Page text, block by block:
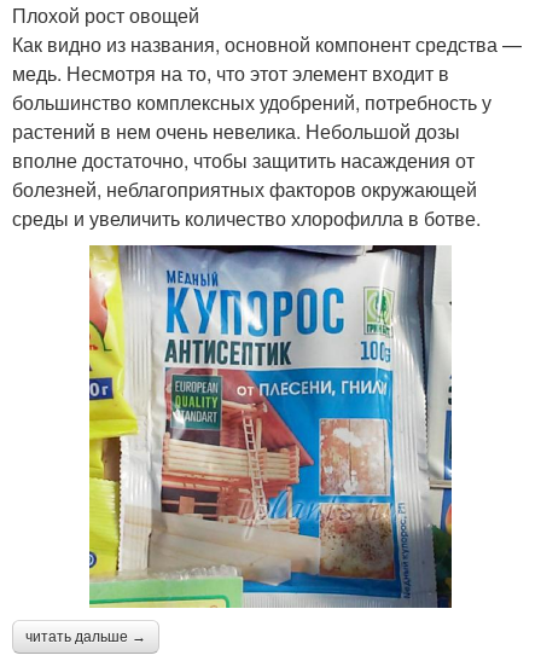
Плохой рост овощей
Как видно из названия, основной компонент средства —
медь. Несмотря на то, что этот элемент входит в
большинство комплексных удобрений, потребность у
растений в нем очень невелика. Небольшой дозы
вполне достаточно, чтобы защитить насаждения от
болезней, неблагоприятных факторов окружающей
среды и увеличить количество хлорофилла в ботве.
читать дальше →